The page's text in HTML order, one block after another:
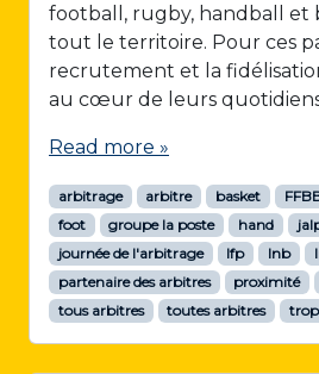
football, rugby, handball et
tout le territoire. Pour ces
recrutement et la
au cœur de leurs
Read more »
arbitrage arbitre basket
foot
groupe la poste hand
journée de l'arbitrage
lfp lnb
partenaire des arbitres
proximité
tous arbitres
toutes arbitres